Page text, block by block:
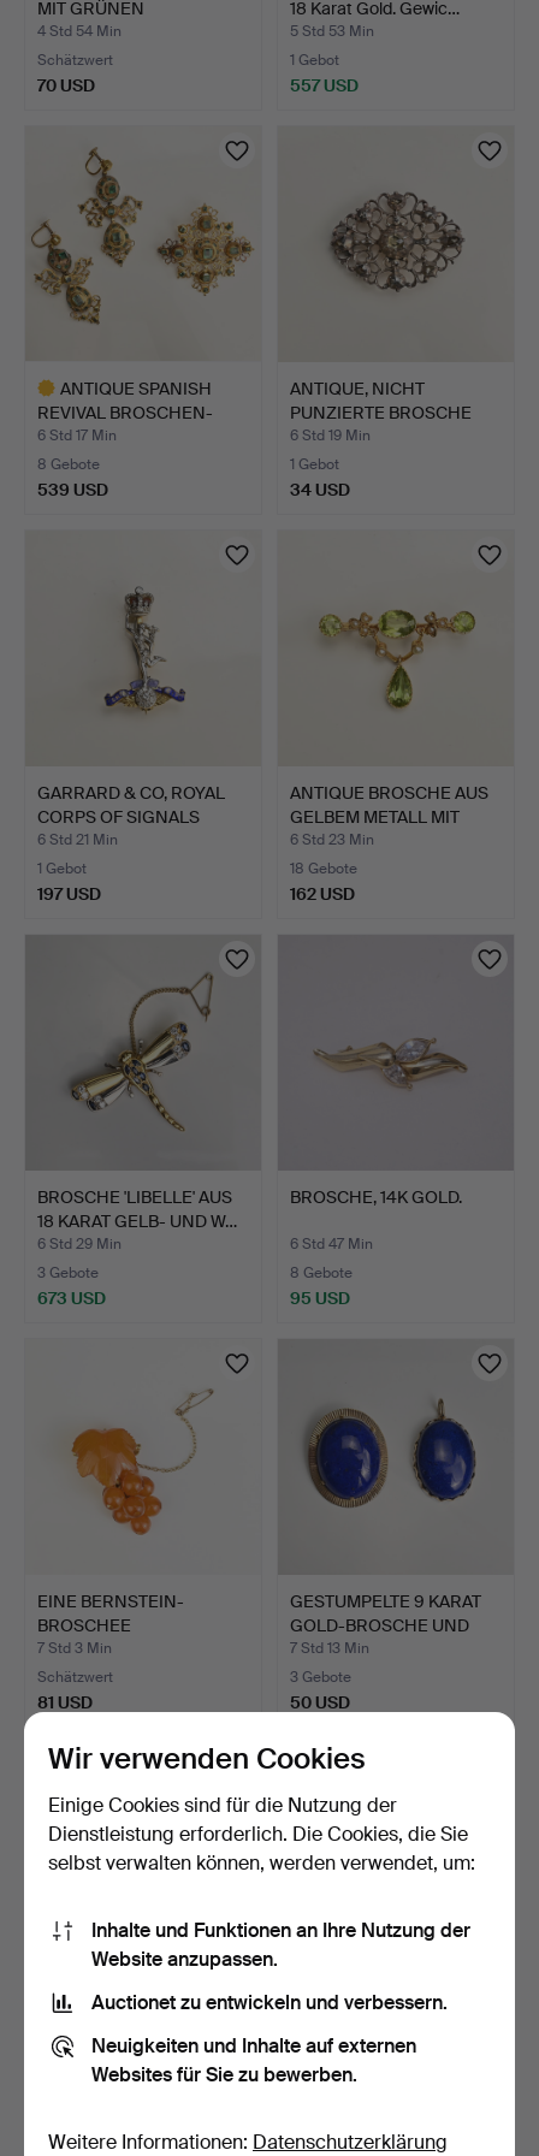
MIT GRÜNEN
CABOCHONS UN…
4 Std 54 Min
Schätzwert
70 USD
18 Karat Gold. Gewic…
5 Std 53 Min
1 Gebot
557 USD
ANTIQUE SPANISH
REVIVAL BROSCHEN-
UND OHRR…
6 Std 17 Min
8 Gebote
539 USD
ANTIQUE, NICHT
PUNZIERTE BROSCHE
AUS WEISS…
6 Std 19 Min
1 Gebot
34 USD
GARRARD & CO, ROYAL
CORPS OF SIGNALS
REGIM…
6 Std 21 Min
1 Gebot
197 USD
ANTIQUE BROSCHE AUS
GELBEM METALL MIT
PERI…
6 Std 23 Min
18 Gebote
162 USD
BROSCHE 'LIBELLE' AUS
18 KARAT GELB- UND W…
6 Std 29 Min
3 Gebote
673 USD
BROSCHE, 14K GOLD.
6 Std 47 Min
8 Gebote
95 USD
EINE BERNSTEIN-
BROSCHEE
'WEINTRAUBEN' AUS …
7 Std 3 Min
Schätzwert
81 USD
GESTUMPELTE 9 KARAT
GOLD-BROSCHE UND
ANHÄN…
7 Std 13 Min
3 Gebote
50 USD
BROSCHE, 18K Gold,
7 Std 28 Min
26 Gebote
ANHÄNGER IN
7 Std 32 Min
10 Gebote
Wir verwenden Cookies
Einige Cookies sind für die Nutzung der
Dienstleistung erforderlich. Die Cookies, die Sie
selbst verwalten können, werden verwendet, um:
Inhalte und Funktionen an Ihre Nutzung der
Website anzupassen.
Auctionet zu entwickeln und verbessern.
Neuigkeiten und Inhalte auf externen
Websites für Sie zu bewerben.
Weitere Informationen: Datenschutzerklärung